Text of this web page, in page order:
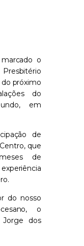
o
do próximo
do
em
de
que
de
do nosso
o
Jorge dos